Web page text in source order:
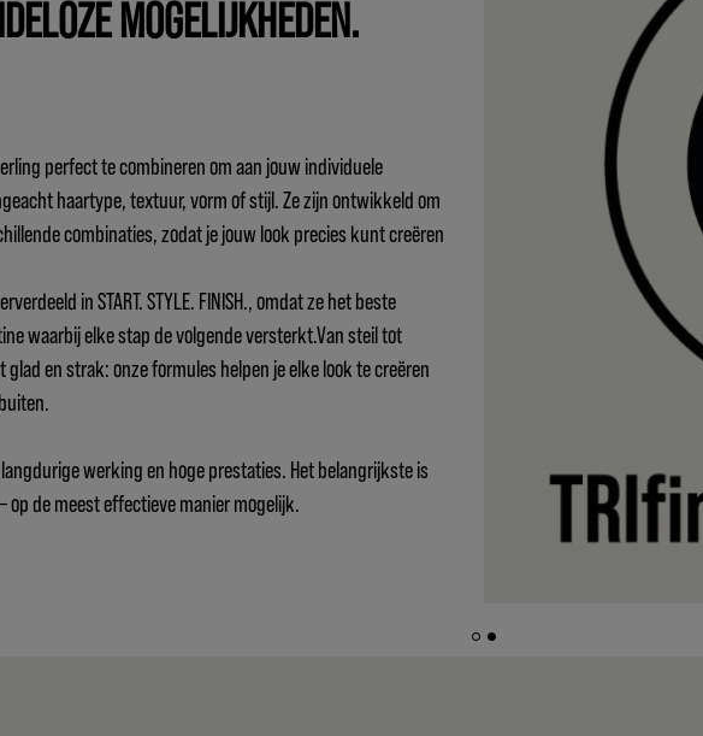
MOGELIJKHEDEN.
perfect te combineren om aan jouw individuele
haartype, textuur, vorm of stijl. Ze zijn ontwikkeld om
combinaties, zodat je jouw look precies kunt creëren
in START. STYLE. FINISH., omdat ze het beste
waarbij elke stap de volgende versterkt.Van steil tot
en strak: onze formules helpen je elke look te creëren
werking en hoge prestaties. Het belangrijkste is
de meest effectieve manier mogelijk.